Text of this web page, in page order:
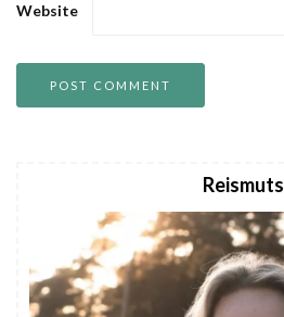
Website
Reismuts